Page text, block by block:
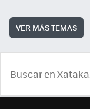
VER MÁS TEMAS